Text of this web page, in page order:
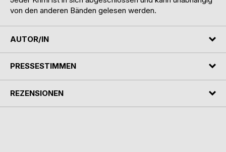
von den anderen Bänden gelesen werden.
AUTOR/IN
PRESSESTIMMEN
REZENSIONEN